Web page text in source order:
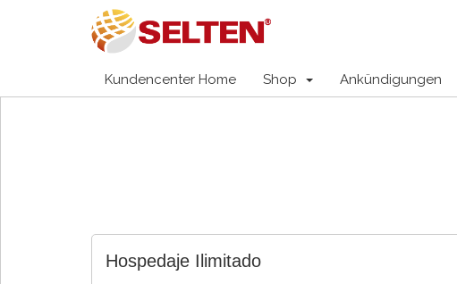
Kundencenter Home Shop Ankündigungen
Hospedaje Ilimitado